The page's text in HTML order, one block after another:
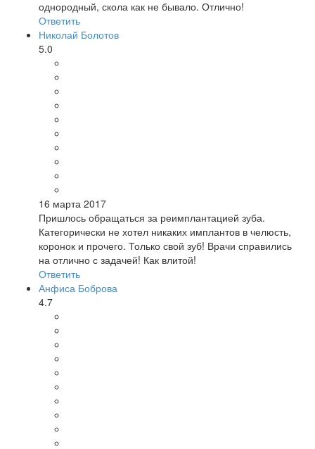
однородный, скола как не бывало. Отлично!
Ответить
Николай Болотов
5.0
16 марта 2017
Пришлось обращаться за реимплантацией зуба.
Категорически не хотел никаких имплантов в челюсть,
коронок и прочего. Только свой зуб! Врачи справились
на отлично с задачей! Как влитой!
Ответить
Анфиса Боброва
4.7